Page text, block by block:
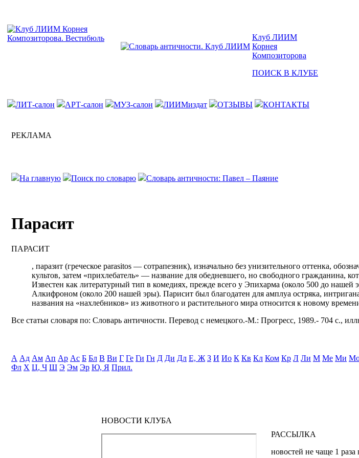
Клуб ЛИИМ
Корнея
Композиторова
ПОИСК В КЛУБЕ
ЛИТ-салон АРТ-салон МУЗ-салон ЛИИМиздат ОТЗЫВЫ КОНТАКТЫ
РЕКЛАМА
На главную Поиск по словарю Словарь античности: Павел – Паяние
Парасит
ПАРАСИТ
, паразит (греческое parasitos — сотрапезник), изначально без унизительного оттенка,
культов, затем «прихлебатель» — название для обедневшего, но свободного гражданина,
Известен как литературный тип в комедиях, прежде всего у Эпихарма (около 500 до
Алкифроном (около 200 нашей эры). Парисит был благодатен для амплуа остряка,
названия на «нахлебников» из животного и растительного мира относится к новому
Все статьи словаря по: Словарь античности. Перевод с немецкого.-М.: Прогресс, 1989.- 704 с.,
А Ад Ам Ап Ар Ас Б Бл В Ви Г Ге Ги Гн Д Ди Дл Е, Ж З И Ио К Кв Кл Ком Кр Л Ли М Ме Ми
Фл Х Ц, Ч Ш Э Эм Эр Ю, Я Прил.
НОВОСТИ КЛУБА
РАССЫЛКА
новостей не чаще 1 раза